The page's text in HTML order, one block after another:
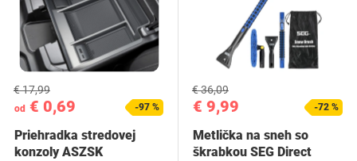
od € 0,69
€ 17,99
-97 %
Priehradka stredovej
konzoly ASZSK
€ 9,99
€ 36,09
-72 %
Metlička na sneh so
škrabkou SEG Direct